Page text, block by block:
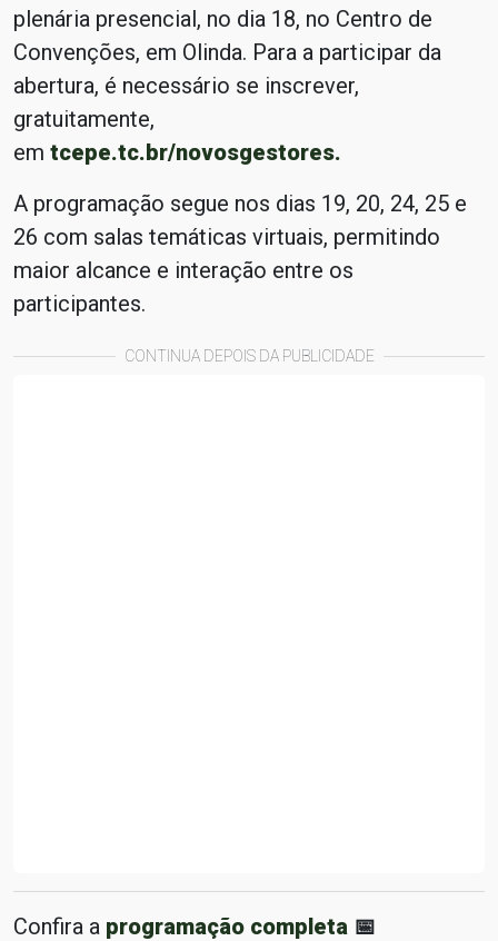
plenária presencial, no dia 18, no Centro de
Convenções, em Olinda. Para a participar da
abertura, é necessário se inscrever,
gratuitamente,
em tcepe.tc.br/novosgestores.
A programação segue nos dias 19, 20, 24, 25 e
26 com salas temáticas virtuais, permitindo
maior alcance e interação entre os
participantes.
CONTINUA DEPOIS DA PUBLICIDADE
Confira a programação completa 📅